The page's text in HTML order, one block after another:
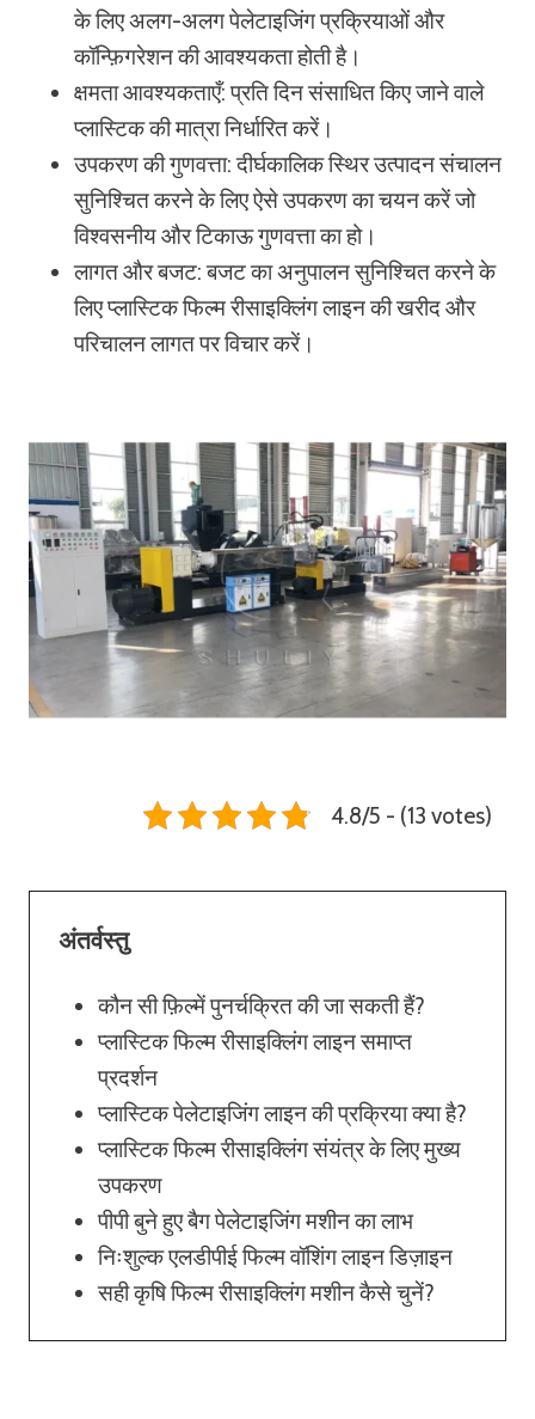
के लिए अलग-अलग पेलेटाइजिंग प्रक्रियाओं और
कॉन्फ़िगरेशन की आवश्यकता होती है।
क्षमता आवश्यकताएँ: प्रति दिन संसाधित किए जाने वाले
प्लास्टिक की मात्रा निर्धारित करें।
उपकरण की गुणवत्ता: दीर्घकालिक स्थिर उत्पादन संचालन
सुनिश्चित करने के लिए ऐसे उपकरण का चयन करें जो
विश्वसनीय और टिकाऊ गुणवत्ता का हो।
लागत और बजट: बजट का अनुपालन सुनिश्चित करने के
लिए प्लास्टिक फिल्म रीसाइक्लिंग लाइन की खरीद और
परिचालन लागत पर विचार करें।
4.8/5 - (13 votes)
अंतर्वस्तु
कौन सी फ़िल्में पुनर्चक्रित की जा सकती हैं?
प्लास्टिक फिल्म रीसाइक्लिंग लाइन समाप्त
प्रदर्शन
प्लास्टिक पेलेटाइजिंग लाइन की प्रक्रिया क्या है?
प्लास्टिक फिल्म रीसाइक्लिंग संयंत्र के लिए मुख्य
उपकरण
पीपी बुने हुए बैग पेलेटाइजिंग मशीन का लाभ
निःशुल्क एलडीपीई फिल्म वॉशिंग लाइन डिज़ाइन
सही कृषि फिल्म रीसाइक्लिंग मशीन कैसे चुनें?